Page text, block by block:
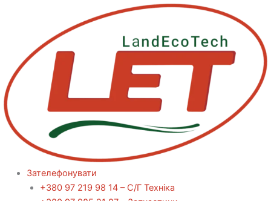
Зателефонувати
+380 97 219 98 14 – С/Г Техніка